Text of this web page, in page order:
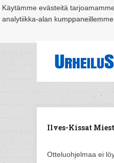
Käytämme evästeitä
analytiikka-alan
Suomi Espoo Helsinki
Ilves-Kissat
Otteluohjelmaa ei